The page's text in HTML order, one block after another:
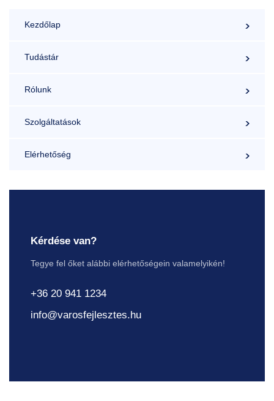
Bajnai László
Kezdőlap
Tudástár
Rólunk
Szolgáltatások
Elérhetőség
Kérdése van?
Tegye fel őket alábbi elérhetőségein valamelyikén!
+36 20 941 1234
info@varosfejlesztes.hu